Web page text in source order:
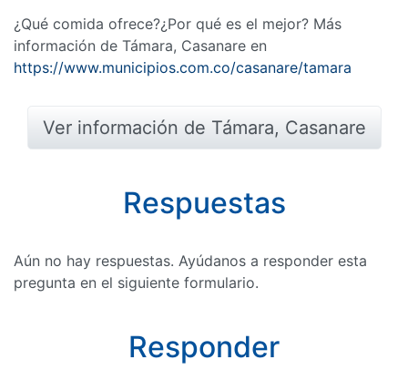
¿Qué comida ofrece?¿Por qué es el mejor? Más
información de Támara, Casanare en
https://www.municipios.com.co/casanare/tamara
Ver información de Támara, Casanare
Respuestas
Aún no hay respuestas. Ayúdanos a responder esta
pregunta en el siguiente formulario.
Responder